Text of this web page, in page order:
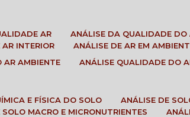
AR
ANÁLISE DA QUALIDADE
AR INTERIOR
ANÁLISE DE AR EM
AR AMBIENTE
ANÁLISE QUALIDADE DO
E FÍSICA DO SOLO
ANÁLISE DE
SOLO MACRO E MICRONUTRIENTES